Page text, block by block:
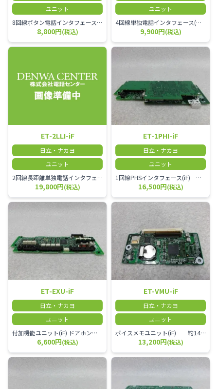
ユニット
8回線ボタン電話インタフェース(ｉF) ボタン電話機8台収容
8,800円(税込)
ユニット
4回線単独電話インタフェース(ｉF) 単独電話機4台収容、極性反転回路内蔵
9,900円(税込)
ET-2LLI-iF
日立・ナカヨ
ユニット
2回線長距離単独電話インタフェース(iF) 極性反転回路内蔵
19,800円(税込)
ET-1PHI-iF
日立・ナカヨ
ユニット
1回線PHSインタフェース(iF) 事業所用PHS説明書を併せて手配のこと
16,500円(税込)
ET-EXU-iF
日立・ナカヨ
ユニット
付加機能ユニット(iF) ドアホン：3回路（同時使用は1回路） 、ﾍﾟｰｼﾞﾝｸﾞ：4回路（同時使用は2回路）、ﾘﾓｺﾝ用ﾘﾚｰ：4回路、 夜間切替用ｽｲｯﾁ端子：1回路、外部音源入力端子：1回路、 ｾﾝｻ：4回路（ドアホン、夜間切替ｽｲｯﾁと兼用）
6,600円(税込)
ET-VMU-iF
日立・ナカヨ
ユニット
ボイスメモユニット(iF) 約14ｃｈ-200時間録音可
13,200円(税込)